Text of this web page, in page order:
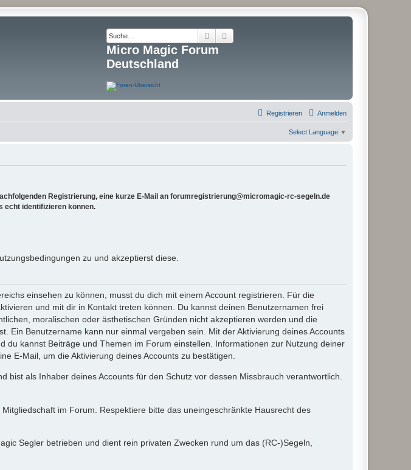
Suche
Micro Magic Forum
Deutschland
Anmelden
Registrieren
Select Language ▼
Registrierung, eine kurze E-Mail an forumregistrierung@micromagic-rc-segeln.de
echt identifizieren können.
zu und akzeptierst diese.
einsehen zu können, musst du dich mit einem Account registrieren. Für die
und mit dir in Kontakt treten können. Du kannst deinen Benutzernamen frei
moralischen oder ästhetischen Gründen nicht akzeptieren werden und die
Ein Benutzername kann nur einmal vergeben sein. Mit der Aktivierung deines Accounts
kannst Beiträge und Themen im Forum einstellen. Informationen zur Nutzung deiner
E-Mail, um die Aktivierung deines Accounts zu bestätigen.
als Inhaber deines Accounts für den Schutz vor dessen Missbrauch verantwortlich.
im Forum. Respektiere bitte das uneingeschränkte Hausrecht des
Segler betrieben und dient rein privaten Zwecken rund um das (RC-)Segeln,